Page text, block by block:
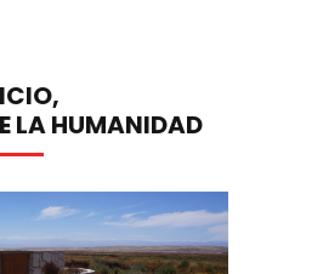
LA HUMANIDAD